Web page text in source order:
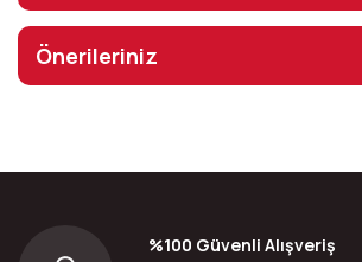
Önerileriniz
%100 Güvenli Alışveriş